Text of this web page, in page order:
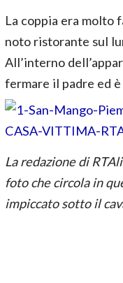
La coppia era molto
noto ristorante sul
All’interno
fermare il padre ed
La redazione di
foto che circola in
impiccato sotto il